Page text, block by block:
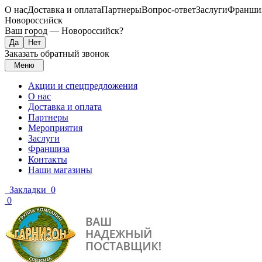
О насДоставка и оплатаПартнерыВопрос-ответЗаслуги
Новороссийск
Ваш город — Новороссийск?
Заказать обратный звонок
Меню
Акции и спецпредложения
О нас
Доставка и оплата
Партнеры
Мероприятия
Заслуги
Франшиза
Контакты
Наши магазины
Закладки 0
0